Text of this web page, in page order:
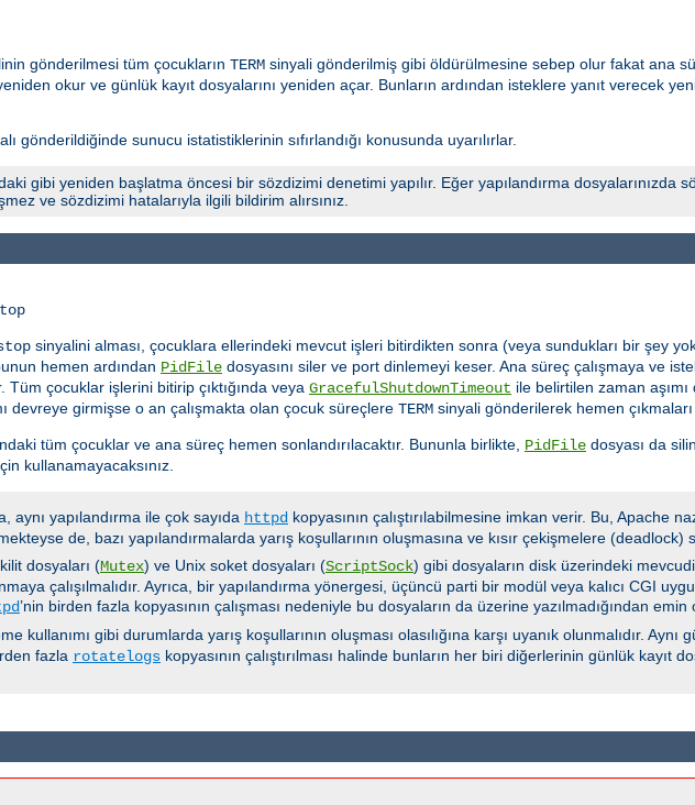
gönderilmesi tüm çocukların TERM sinyali gönderilmiş gibi öldürülmesine sebep olur fakat ana
okur ve günlük kayıt dosyalarını yeniden açar. Bunların ardından isteklere yanıt verecek
gönderildiğinde sunucu istatistiklerinin sıfırlandığı konusunda uyarılırlar.
gibi yeniden başlatma öncesi bir sözdizimi denetimi yapılır. Eğer yapılandırma dosyalarınızda
ve sözdizimi hatalarıyla ilgili bildirim alırsınız.
sinyalini alması, çocuklara ellerindeki mevcut işleri bitirdikten sonra (veya sundukları bir şey
hemen ardından PidFile dosyasını siler ve port dinlemeyi keser. Ana süreç çalışmaya ve
çocuklar işlerini bitirip çıktığında veya GracefulShutdownTimeout ile belirtilen zaman
devreye girmişse o an çalışmakta olan çocuk süreçlere TERM sinyali gönderilerek hemen çıkmaları
tüm çocuklar ve ana süreç hemen sonlandırılacaktır. Bununla birlikte, PidFile dosyası da
kullanamayacaksınız.
aynı yapılandırma ile çok sayıda httpd kopyasının çalıştırılabilmesine imkan verir. Bu, Apache
de, bazı yapılandırmalarda yarış koşullarının oluşmasına ve kısır çekişmelere (deadlock)
dosyaları (Mutex) ve Unix soket dosyaları (ScriptSock) gibi dosyaların disk üzerindeki
çalışılmalıdır. Ayrıca, bir yapılandırma yönergesi, üçüncü parti bir modül veya kalıcı CGI
’nin birden fazla kopyasının çalışması nedeniyle bu dosyaların da üzerine yazılmadığından emin
kullanımı gibi durumlarda yarış koşullarının oluşması olasılığına karşı uyanık olunmalıdır. Aynı
fazla rotatelogs kopyasının çalıştırılması halinde bunların her biri diğerlerinin günlük kayıt